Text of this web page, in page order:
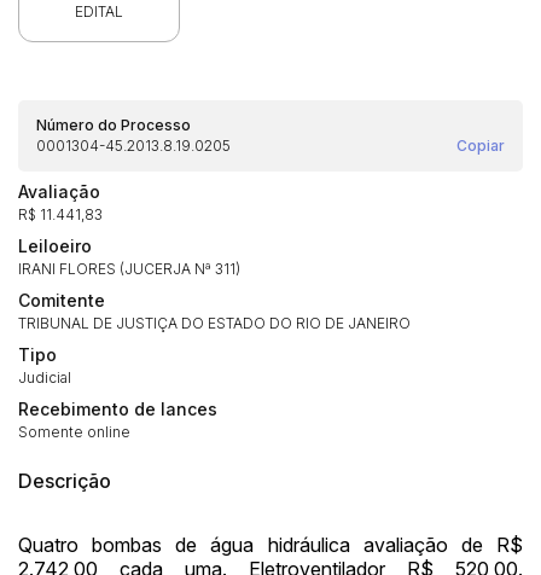
EDITAL
Número do Processo
0001304-45.2013.8.19.0205
Copiar
Avaliação
R$ 11.441,83
Leiloeiro
IRANI FLORES (JUCERJA Nª 311)
Comitente
TRIBUNAL DE JUSTIÇA DO ESTADO DO RIO DE JANEIRO
Tipo
Judicial
Recebimento de lances
Somente online
Descrição
Quatro bombas de água hidráulica avaliação de R$
2.742,00 cada uma. Eletroventilador R$ 520,00.